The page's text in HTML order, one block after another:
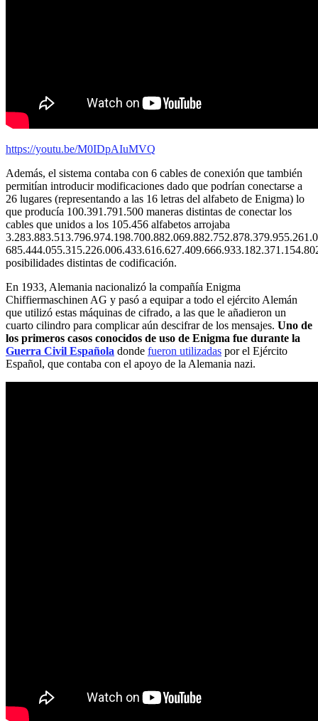
https://youtu.be/M0IDpAIuMVQ
Además, el sistema contaba con 6 cables de conexión que también
permitían introducir modificaciones dado que podrían conectarse a
26 lugares (representando a las 16 letras del alfabeto de Enigma) lo
que producía 100.391.791.500 maneras distintas de conectar los
cables que unidos a los 105.456 alfabetos arrojaba
posibilidades distintas de codificación.
En 1933, Alemania nacionalizó la compañía Enigma
Chiffiermaschinen AG y pasó a equipar a todo el ejército Alemán
que utilizó estas máquinas de cifrado, a las que le añadieron un
cuarto cilindro para complicar aún descifrar de los mensajes. Uno de
los primeros casos conocidos de uso de Enigma fue durante la
Guerra Civil Española donde fueron utilizadas por el Ejército
Español, que contaba con el apoyo de la Alemania nazi.